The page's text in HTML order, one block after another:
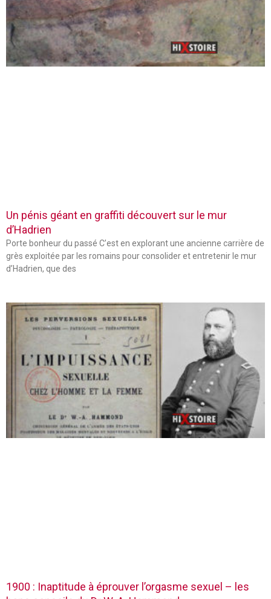
Un pénis géant en graffiti découvert sur le mur
d’Hadrien
Porte bonheur du passé C’est en explorant une ancienne carrière de
grès exploitée par les romains pour consolider et entretenir le mur
d’Hadrien, que des
1900 : Inaptitude à éprouver l’orgasme sexuel – les